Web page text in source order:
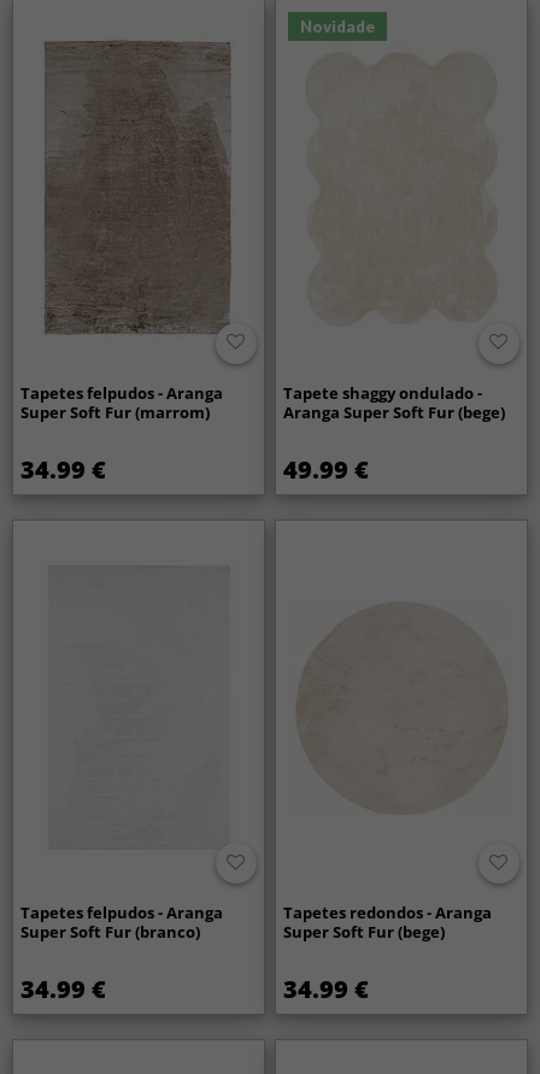
Tapetes felpudos - Aranga
Super Soft Fur (marrom)
34.99 €
Novidade
Tapete shaggy ondulado -
Aranga Super Soft Fur (bege)
49.99 €
Tapetes felpudos - Aranga
Super Soft Fur (branco)
34.99 €
Tapetes redondos - Aranga
Super Soft Fur (bege)
34.99 €